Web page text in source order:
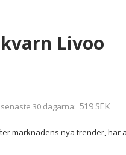
Livoo
30 dagarna 519 SEK
marknadens nya trender, här